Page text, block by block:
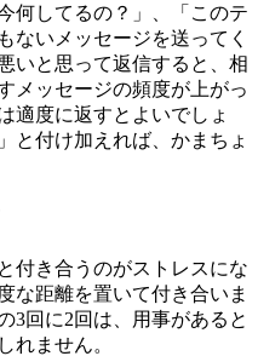
何してるの？」、「このテ
ないメッセージを送ってく
いと思って返信すると、相
メッセージの頻度が上がっ
適度に返すとよいでしょ
と付け加えれば、かまちょ
付き合うのがストレスにな
な距離を置いて付き合いま
3回に2回は、用事があると
れません。